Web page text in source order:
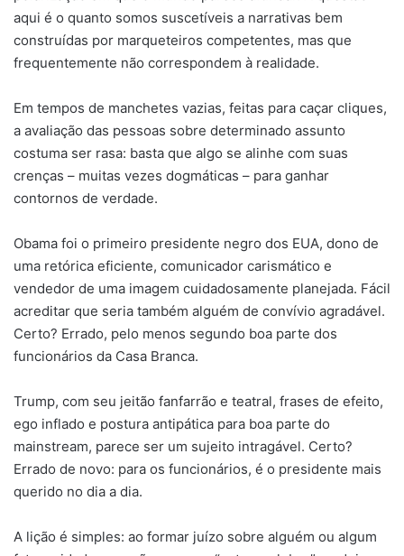
aqui é o quanto somos suscetíveis a narrativas bem
construídas por marqueteiros competentes, mas que
frequentemente não correspondem à realidade.
Em tempos de manchetes vazias, feitas para caçar cliques,
a avaliação das pessoas sobre determinado assunto
costuma ser rasa: basta que algo se alinhe com suas
crenças – muitas vezes dogmáticas – para ganhar
contornos de verdade.
Obama foi o primeiro presidente negro dos EUA, dono de
uma retórica eficiente, comunicador carismático e
vendedor de uma imagem cuidadosamente planejada. Fácil
acreditar que seria também alguém de convívio agradável.
Certo? Errado, pelo menos segundo boa parte dos
funcionários da Casa Branca.
Trump, com seu jeitão fanfarrão e teatral, frases de efeito,
ego inflado e postura antipática para boa parte do
mainstream, parece ser um sujeito intragável. Certo?
Errado de novo: para os funcionários, é o presidente mais
querido no dia a dia.
A lição é simples: ao formar juízo sobre alguém ou algum